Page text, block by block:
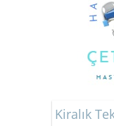
Kiralık